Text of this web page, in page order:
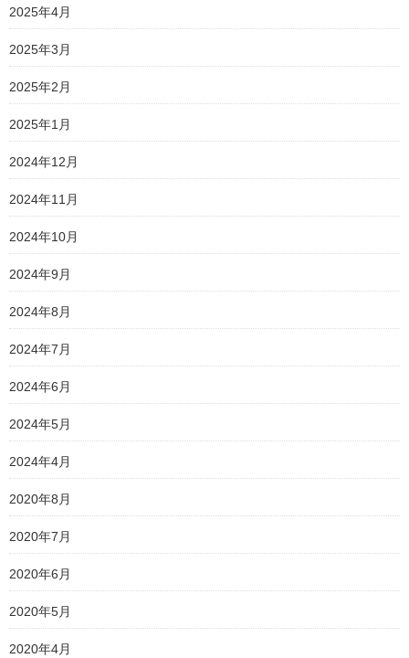
2025年4月
2025年3月
2025年2月
2025年1月
2024年12月
2024年11月
2024年10月
2024年9月
2024年8月
2024年7月
2024年6月
2024年5月
2024年4月
2020年8月
2020年7月
2020年6月
2020年5月
2020年4月